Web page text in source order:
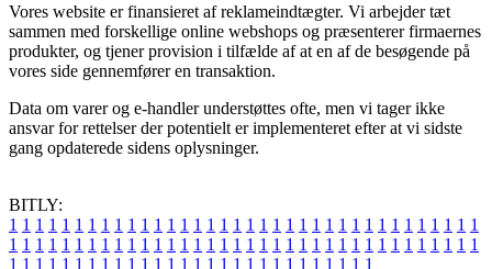
Vores website er finansieret af reklameindtægter. Vi arbejder tæt
sammen med forskellige online webshops og præsenterer firmaernes
produkter, og tjener provision i tilfælde af at en af de besøgende på
vores side gennemfører en transaktion.
Data om varer og e-handler understøttes ofte, men vi tager ikke
ansvar for rettelser der potentielt er implementeret efter at vi sidste
gang opdaterede sidens oplysninger.
BITLY:
1 1 1 1 1 1 1 1 1 1 1 1 1 1 1 1 1 1 1 1 1 1 1 1 1 1 1 1 1 1 1 1 1 1 1 1
1 1 1 1 1 1 1 1 1 1 1 1 1 1 1 1 1 1 1 1 1 1 1 1 1 1 1 1 1 1 1 1 1 1 1 1
1 1 1 1 1 1 1 1 1 1 1 1 1 1 1 1 1 1 1 1 1 1 1 1 1 1 1 1